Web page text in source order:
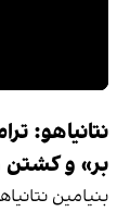
نتانیاهو:
بر» و کشتن
بنیامین